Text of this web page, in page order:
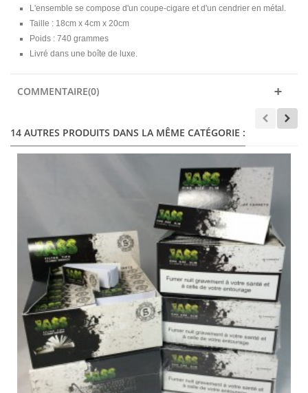
L'ensemble se compose d'un coupe-cigare et d'un cendrier en métal.
Taille : 18cm x 4cm x 20cm
Poids : 740 grammes
Livré dans une boîte de luxe.
COMMENTAIRE(0)
14 AUTRES PRODUITS DANS LA MÊME CATÉGORIE :